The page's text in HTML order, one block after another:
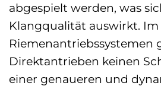
abgespielt werden, was
Klangqualität auswirkt. Im
Riemenantriebssystemen
Direktantrieben keinen
einer genaueren und